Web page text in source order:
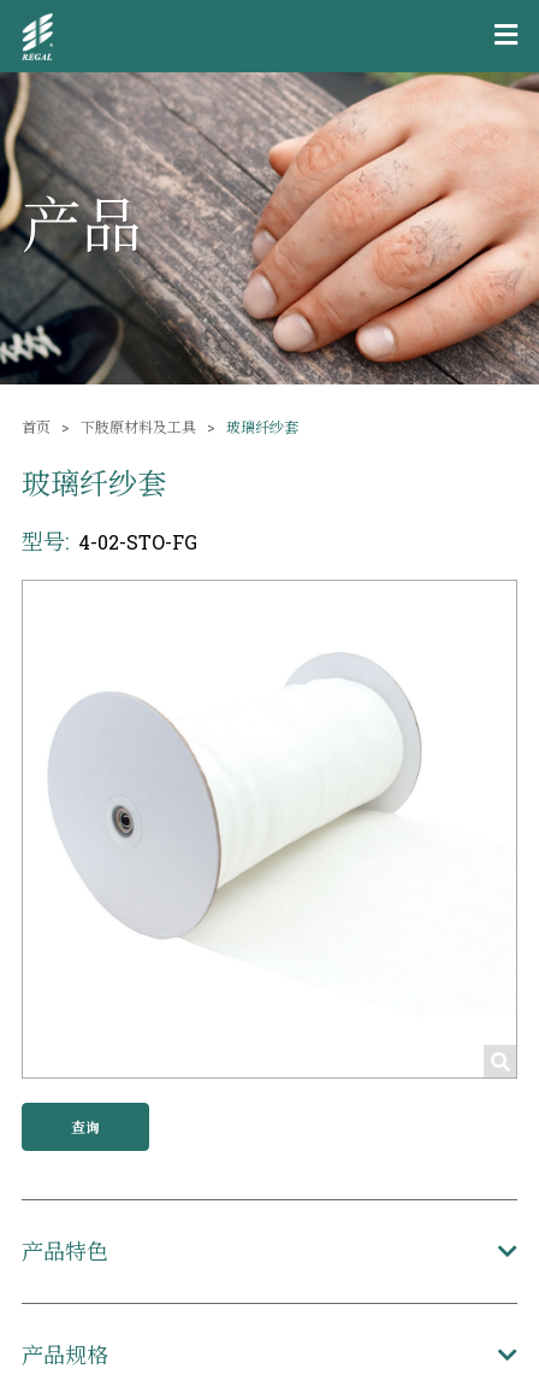
产品
首页 下肢原材料及工具 玻璃纤纱套
查询
玻璃纤纱套
型号: 4-02-STO-FG
产品特色
产品规格